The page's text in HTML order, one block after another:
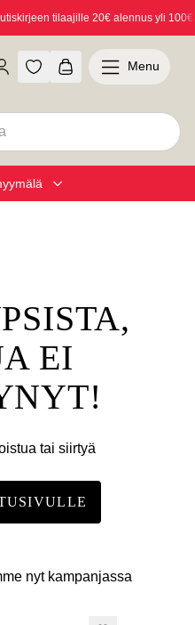
tilaajille 20€ alennus yli 100€
Menu
EI
tai siirtyä
nyt kampanjassa